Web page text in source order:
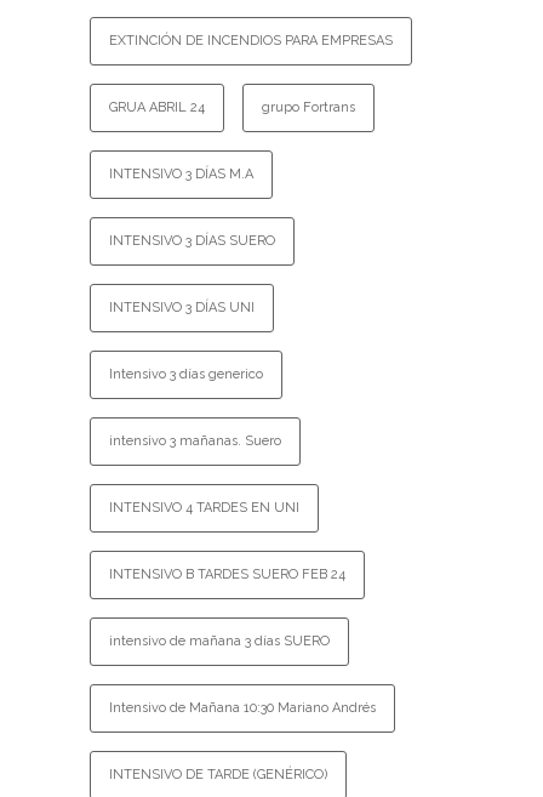
EXTINCIÓN DE INCENDIOS PARA EMPRESAS
GRUA ABRIL 24 grupo Fortrans
INTENSIVO 3 DÍAS M.A
INTENSIVO 3 DÍAS SUERO
INTENSIVO 3 DÍAS UNI
Intensivo 3 días generico
intensivo 3 mañanas. Suero
INTENSIVO 4 TARDES EN UNI
INTENSIVO B TARDES SUERO FEB 24
intensivo de mañana 3 días SUERO
Intensivo de Mañana 10:30 Mariano Andrés
INTENSIVO DE TARDE (GENÉRICO)